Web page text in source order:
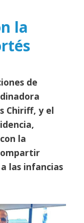
la
de
Chiriff, y el
la
las infancias